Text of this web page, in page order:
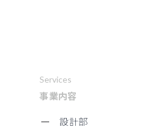
Services
事業内容
設計部